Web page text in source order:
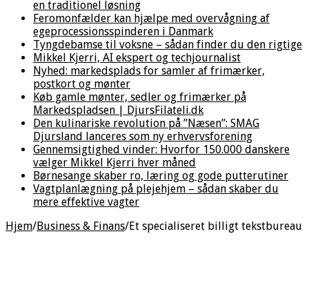
en traditionel løsning
Feromonfælder kan hjælpe med overvågning af
egeprocessionsspinderen i Danmark
Tyngdebamse til voksne – sådan finder du den rigtige
Mikkel Kjerri, AI ekspert og techjournalist
Nyhed: markedsplads for samler af frimærker,
postkort og mønter
Køb gamle mønter, sedler og frimærker på
Markedspladsen | DjursFilateli.dk
Den kulinariske revolution på ”Næsen”: SMAG
Djursland lanceres som ny erhvervsforening
Gennemsigtighed vinder: Hvorfor 150.000 danskere
vælger Mikkel Kjerri hver måned
Børnesange skaber ro, læring og gode putterutiner
Vagtplanlægning på plejehjem – sådan skaber du
mere effektive vagter
Hjem/Business & Finans/Et specialiseret billigt tekstbureau